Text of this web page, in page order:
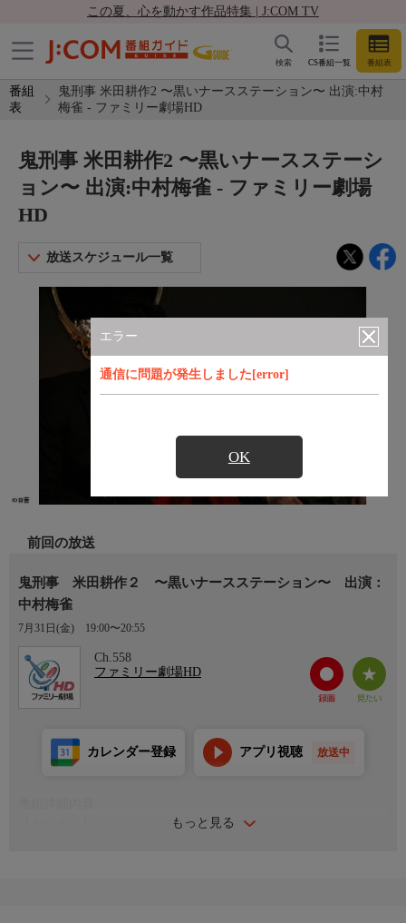
この夏、心を動かす作品特集 | J:COM TV
CS番組一覧 番組表
検索
番組
表
鬼刑事 米田耕作2 〜黒いナースステーション〜 出演:中村
梅雀 - ファミリー劇場HD
エラー
通信に問題が発生しました[error]
OK
鬼刑事 米田耕作2 〜黒いナースステーシ
ョン〜 出演:中村梅雀 - ファミリー劇場
HD
放送スケジュール一覧
前回の放送
鬼刑事 米田耕作２ 〜黒いナースステーション〜 出演：
中村梅雀
7月31日(金) 19:00〜20:55
Ch.558
ファミリー劇場HD
もっと見る
カレンダー登録 アプリ視聴 放送中